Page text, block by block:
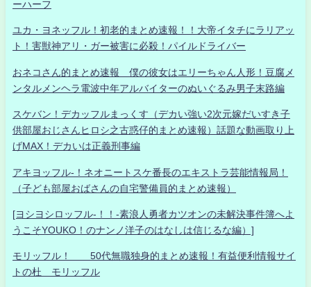
ーハーフ
ユカ・ヨネッフル！初老的まとめ速報！！大帝イタチにラリアッ
ト！害獣神アリ・ガー被害に必殺！パイルドライバー
おネコさん的まとめ速報 僕の彼女はエリーちゃん人形！豆腐メ
ンタルメンヘラ電波中年アルバイターのぬいぐるみ男子末路編
スケバン！デカッフルまっくす（デカい強い2次元嫁だいすき子
供部屋おじさんヒロシ之古惑仔的まとめ速報）話題な動画取り上
げMAX！デカいは正義刑事編
アキヨッフル-！ネオニートスケ番長のエキストラ芸能情報局！
（子ども部屋おばさんの自宅警備員的まとめ速報）
[ヨシヨシロッフル-！！-素浪人勇者カツオンの未解決事件簿へよ
うこそYOUKO！のナンノ洋子のはなしは信じるな編）]
モリッフル！ 50代無職独身的まとめ速報！有益便利情報サイ
トの杜 モリッフル